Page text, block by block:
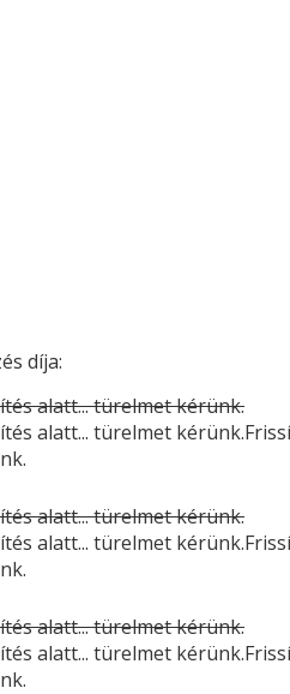
díja:
alatt... türelmet kérünk.
alatt... türelmet
alatt... türelmet kérünk.
alatt... türelmet
alatt... türelmet kérünk.
alatt... türelmet